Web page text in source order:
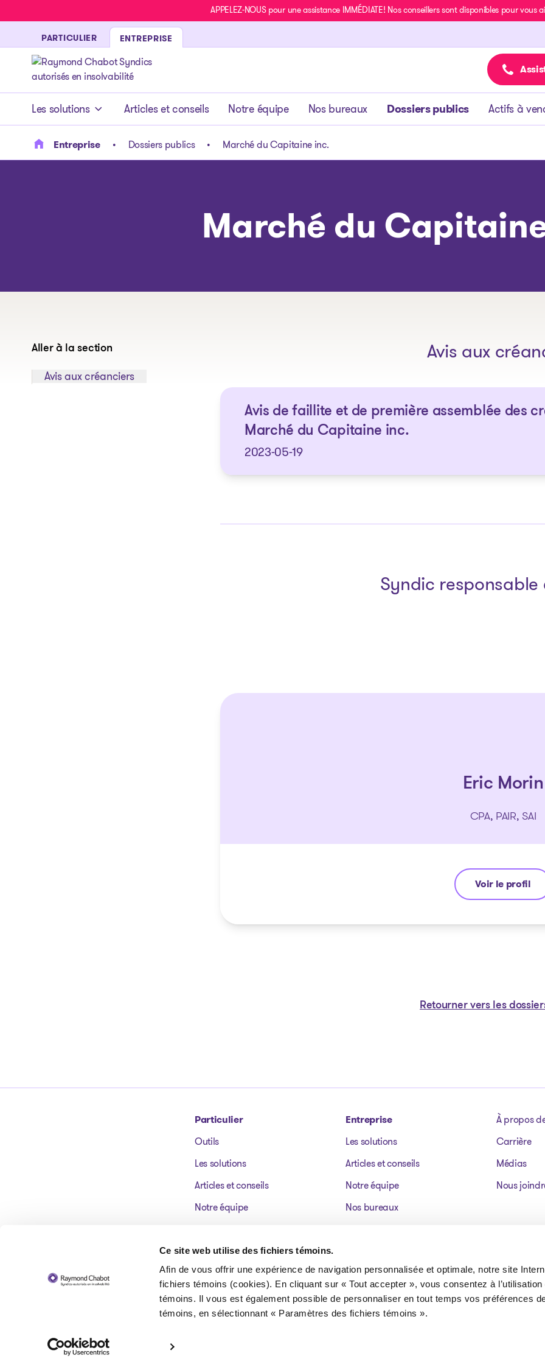
Ce site web utilise des fichiers témoins.
Afin de vous offrir une expérience de navigation personnalisée et optimale, notre site
fichiers témoins (cookies). En cliquant sur « Tout accepter », vous consentez à
témoins. Il vous est également possible de personnaliser en tout temps vos préférences
témoins, en sélectionnant « Paramètres des fichiers témoins ».
APPELEZ-NOUS pour une assistance IMMÉDIATE! Nos conseillers sont disponibles pour vous
PARTICULIER ENTREPRISE
- page d’accueil
Les solutions Articles et conseils Notre équipe Nos bureaux Dossiers publics Actifs à
Entreprise Dossiers publics Marché du Capitaine inc.
Marché du
Aller à la section
Sauter à la section:
Avis aux créanciers
Avis aux
Avis de faillite et de première assemblée des
Marché du Capitaine inc.
2023-05-19
Syndic responsable
Eric Morin
CPA, PAIR, SAI
Voir le profil
Eric Morin
Retourner vers les
Particulier
Outils
Les solutions
Articles et conseils
Notre équipe
Témoignages
FAQ
Entreprise
Les solutions
Articles et conseils
Notre équipe
Nos bureaux
FAQ
À propos
Carrière
Médias
Nous
© 2026 Raymond Chabot inc. Syndics autorisés en insolvabilité